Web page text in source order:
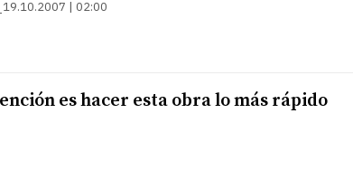
19.10.2007 | 02:00
es hacer esta obra lo más rápido